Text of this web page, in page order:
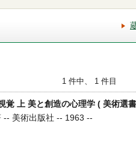
1 件中、 1 件目
覚 上 美と創造の心理学 ( 美術選
-- 美術出版社 -- 1963 --